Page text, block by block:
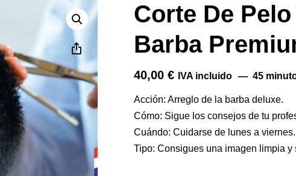
Corte De
Barba
40,00 € IVA incluido 45
Acción: Arreglo de la barba deluxe.
Cómo: Sigue los consejos de tu
Cuándo: Cuidarse de lunes a viernes.
Tipo: Consigues una imagen limpia y